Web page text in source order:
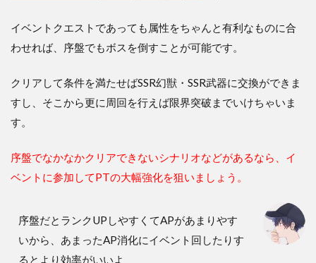
イベントクエストであっても属性をちゃんと有利なものに合
わせれば、序盤でもボスを倒すことが可能です。
クリアして条件を満たせばSSR幻獣・SSR武器に交換ができま
すし、そこから更に周回を行えば限界突破までいけちゃいま
す。
序盤でなかなかクリアできないシナリオなどがあるなら、イ
ベントに参加してPTの大幅強化を狙いましょう。
序盤だとランクUPしやすくてAPがあまりやす
いから、あまったAP消化にイベント回したりす
るとより効率がいいよ